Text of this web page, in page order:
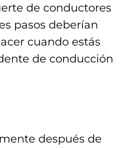
de conductores
pasos deberían
cuando estás
de conducción
después de